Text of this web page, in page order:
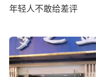
年轻人不敢给差评